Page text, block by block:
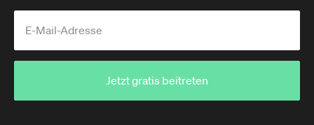
Jetzt gratis beitreten